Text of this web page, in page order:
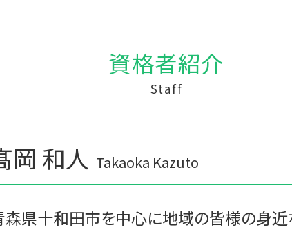
贈与税 相続
贈与税 支払い方法
生活費 贈与税 親子
贈与税 税率 計算
贈与税 改正
贈与税 変更
贈与税 支払い
資金繰りとは 中小企業
中小企業支援
中小企業支援 助成金
中小企業支援 なぜ必要
中小企業支援 目的
会計 資金繰り
経営計画 マーケティング
経営計画書 事業計画書 違い
資格者紹介
Staff
岡 和人 Takaoka Kazuto
森県十和田市を中心に地域の皆様の身近